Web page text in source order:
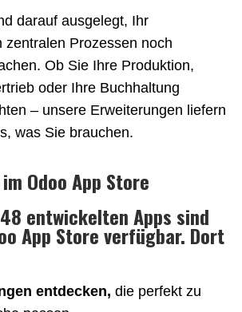
darauf ausgelegt, Ihr
zentralen Prozessen noch
Ob Sie Ihre Produktion,
oder Ihre Buchhaltung
– unsere Erweiterungen liefern
was Sie brauchen.
Odoo App Store
entwickelten Apps sind
App Store verfügbar. Dort
entdecken, die perfekt zu